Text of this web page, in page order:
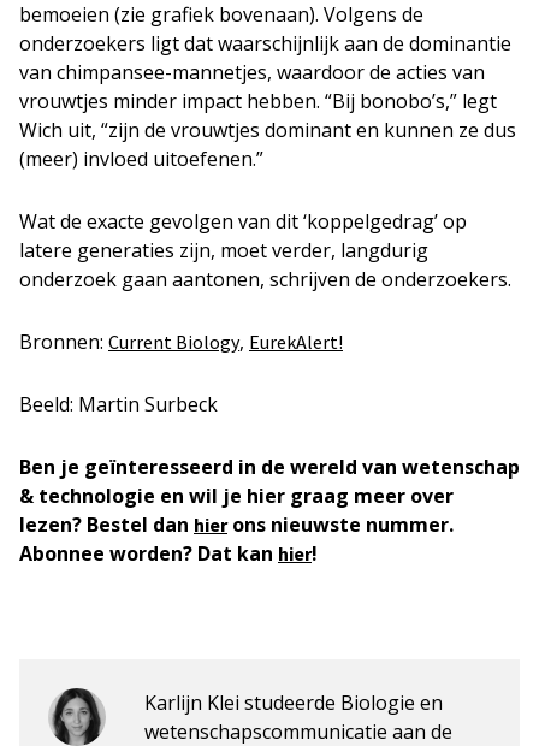
bemoeien (zie grafiek bovenaan). Volgens de
onderzoekers ligt dat waarschijnlijk aan de dominantie
van chimpansee-mannetjes, waardoor de acties van
vrouwtjes minder impact hebben. “Bij bonobo’s,” legt
Wich uit, “zijn de vrouwtjes dominant en kunnen ze dus
(meer) invloed uitoefenen.”
Wat de exacte gevolgen van dit ‘koppelgedrag’ op
latere generaties zijn, moet verder, langdurig
onderzoek gaan aantonen, schrijven de onderzoekers.
Bronnen: Current Biology, EurekAlert!
Beeld: Martin Surbeck
Ben je geïnteresseerd in de wereld van wetenschap
& technologie en wil je hier graag meer over
lezen? Bestel dan hierons nieuwste nummer.
Abonnee worden? Dat kan hier!
Karlijn Klei studeerde Biologie en
wetenschapscommunicatie aan de